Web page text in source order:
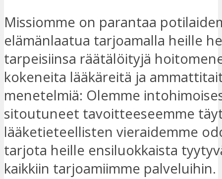
Missiomme on parantaa
elämänlaatua tarjoamalla heille
tarpeisiinsa räätälöityjä
kokeneita lääkäreitä ja
menetelmiä: Olemme
sitoutuneet tavoitteeseemme
lääketieteellisten vieraidemme
tarjota heille ensiluokkaista
kaikkiin tarjoamiimme palveluihin.